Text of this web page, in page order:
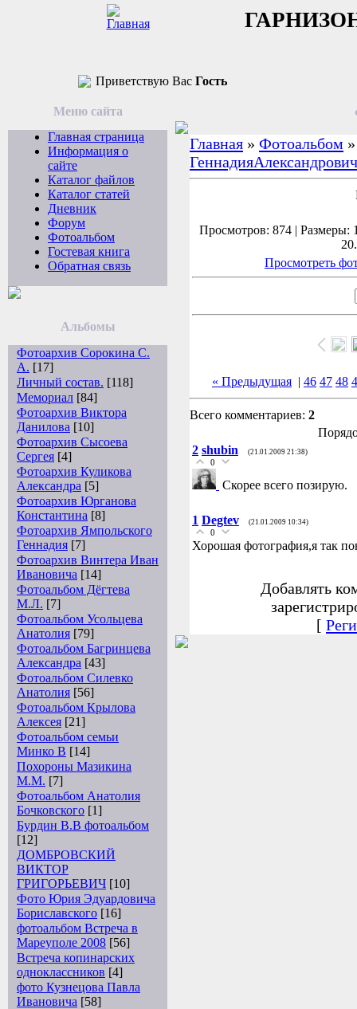
Приветствую Вас Гость
Меню сайта
Главная страница
Информация о
сайте
Каталог файлов
Каталог статей
Дневник
Форум
Фотоальбом
Гостевая книга
Обратная связь
Альбомы
Фотоархив Сорокина С.
А. [17]
Личный состав. [118]
Мемориал [84]
Фотоархив Виктора
Данилова [10]
Фотоархив Сысоева
Сергея [4]
Фотоархив Куликова
Александра [5]
Фотоархив Юрганова
Константина [8]
Фотоархив Ямпольского
Геннадия [7]
Фотоархив Винтера Иван
Ивановича [14]
Фотоальбом Дёгтева
М.Л. [7]
Фотоальбом Усольцева
Анатолия [79]
Фотоальбом Багринцева
Александра [43]
Фотоальбом Силевко
Анатолия [56]
Фотоальбом Крылова
Алексея [21]
Фотоальбом семьи
Минко В [14]
Похороны Мазикина
М.М. [7]
Фотоальбом Анатолия
Бочковского [1]
Бурдин В.В фотоальбом
[12]
ДОМБРОВСКИЙ
ВИКТОР
ГРИГОРЬЕВИЧ [10]
Фото Юрия Эдуардовича
Бориславского [16]
фотоальбом Встреча в
Мареуполе 2008 [56]
Встреча копинарских
одноклассников [4]
фото Кузнецова Павла
Ивановича [58]
Главная » Фотоальбом
Просмотров: 874 | Размеры:
Просмотреть
« Предыдущая | 46 47 48
Всего комментариев: 2
2 shubin (21.01.2009 21:38)
0
Скорее всего позирую.
1 Degtev (21.01.2009 10:34)
0
Хорошая фотография,я так
Добавлять
[